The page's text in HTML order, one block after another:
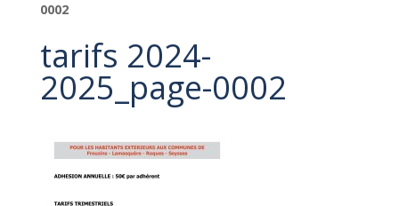
0002
tarifs 2024-
2025_page-0002